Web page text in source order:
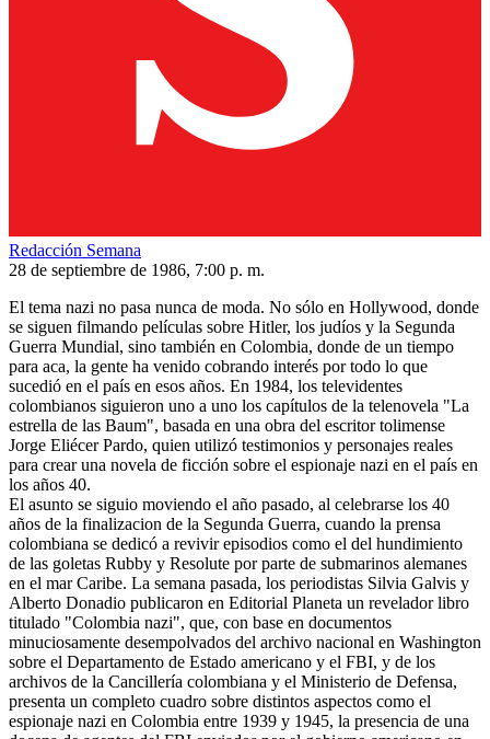
Redacción Semana
28 de septiembre de 1986, 7:00 p. m.
El tema nazi no pasa nunca de moda. No sólo en Hollywood, donde
se siguen filmando películas sobre Hitler, los judíos y la Segunda
Guerra Mundial, sino también en Colombia, donde de un tiempo
para aca, la gente ha venido cobrando interés por todo lo que
sucedió en el país en esos años. En 1984, los televidentes
colombianos siguieron uno a uno los capítulos de la telenovela "La
estrella de las Baum", basada en una obra del escritor tolimense
Jorge Eliécer Pardo, quien utilizó testimonios y personajes reales
para crear una novela de ficción sobre el espionaje nazi en el país en
los años 40.
El asunto se siguio moviendo el año pasado, al celebrarse los 40
años de la finalizacion de la Segunda Guerra, cuando la prensa
colombiana se dedicó a revivir episodios como el del hundimiento
de las goletas Rubby y Resolute por parte de submarinos alemanes
en el mar Caribe. La semana pasada, los periodistas Silvia Galvis y
Alberto Donadio publicaron en Editorial Planeta un revelador libro
titulado "Colombia nazi", que, con base en documentos
minuciosamente desempolvados del archivo nacional en Washington
sobre el Departamento de Estado americano y el FBI, y de los
archivos de la Cancillería colombiana y el Ministerio de Defensa,
presenta un completo cuadro sobre distintos aspectos como el
espionaje nazi en Colombia entre 1939 y 1945, la presencia de una